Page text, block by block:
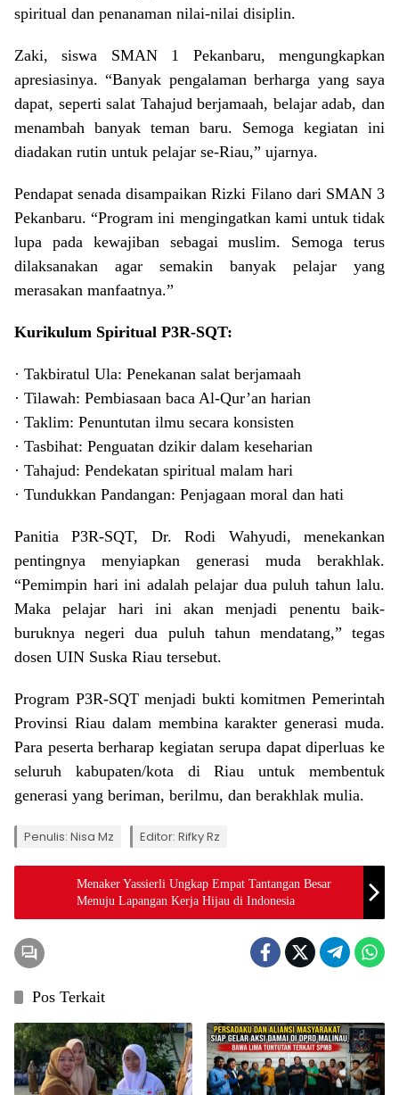
spiritual dan penanaman nilai-nilai disiplin.
Zaki, siswa SMAN 1 Pekanbaru, mengungkapkan
apresiasinya. “Banyak pengalaman berharga yang saya
dapat, seperti salat Tahajud berjamaah, belajar adab, dan
menambah banyak teman baru. Semoga kegiatan ini
diadakan rutin untuk pelajar se-Riau,” ujarnya.
Pendapat senada disampaikan Rizki Filano dari SMAN 3
Pekanbaru. “Program ini mengingatkan kami untuk tidak
lupa pada kewajiban sebagai muslim. Semoga terus
dilaksanakan agar semakin banyak pelajar yang
merasakan manfaatnya.”
Kurikulum Spiritual P3R-SQT:
· Takbiratul Ula: Penekanan salat berjamaah
· Tilawah: Pembiasaan baca Al-Qur’an harian
· Taklim: Penuntutan ilmu secara konsisten
· Tasbihat: Penguatan dzikir dalam keseharian
· Tahajud: Pendekatan spiritual malam hari
· Tundukkan Pandangan: Penjagaan moral dan hati
Panitia P3R-SQT, Dr. Rodi Wahyudi, menekankan
pentingnya menyiapkan generasi muda berakhlak.
“Pemimpin hari ini adalah pelajar dua puluh tahun lalu.
Maka pelajar hari ini akan menjadi penentu baik-
buruknya negeri dua puluh tahun mendatang,” tegas
dosen UIN Suska Riau tersebut.
Program P3R-SQT menjadi bukti komitmen Pemerintah
Provinsi Riau dalam membina karakter generasi muda.
Para peserta berharap kegiatan serupa dapat diperluas ke
seluruh kabupaten/kota di Riau untuk membentuk
generasi yang beriman, berilmu, dan berakhlak mulia.
Penulis: Nisa Mz Editor: Rifky Rz
Menaker Yassierli Ungkap Empat Tantangan Besar
Menuju Lapangan Kerja Hijau di Indonesia
Pos Terkait